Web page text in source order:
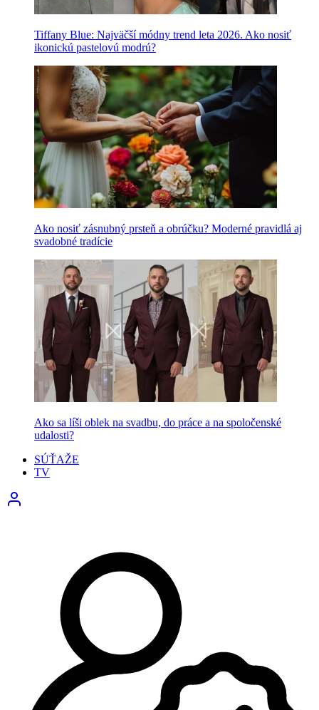
Tiffany Blue: Najväčší módny trend leta 2026. Ako nosiť
ikonickú pastelovú modrú?
Ako nosiť zásnubný prsteň a obrúčku? Moderné pravidlá aj
svadobné tradície
Ako sa líši oblek na svadbu, do práce a na spoločenské
udalosti?
SÚŤAŽE
TV